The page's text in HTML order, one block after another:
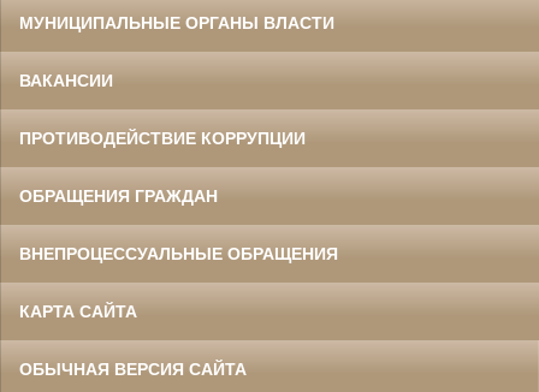
МУНИЦИПАЛЬНЫЕ ОРГАНЫ ВЛАСТИ
ВАКАНСИИ
ПРОТИВОДЕЙСТВИЕ КОРРУПЦИИ
ОБРАЩЕНИЯ ГРАЖДАН
ВНЕПРОЦЕССУАЛЬНЫЕ ОБРАЩЕНИЯ
КАРТА САЙТА
ОБЫЧНАЯ ВЕРСИЯ САЙТА